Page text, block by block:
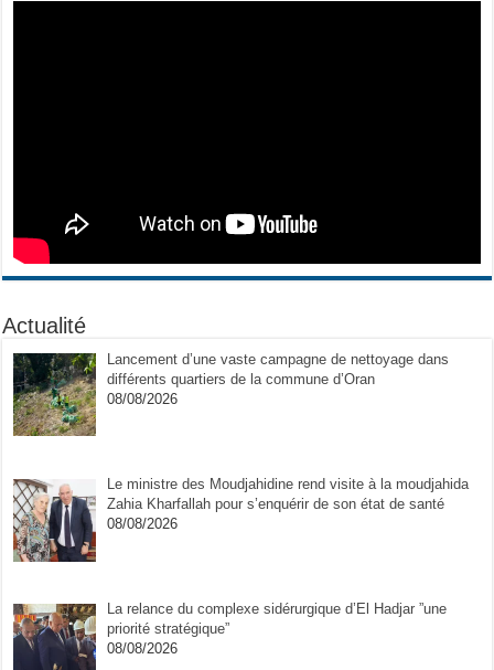
Actualité
Lancement d’une vaste campagne de nettoyage dans
différents quartiers de la commune d’Oran
08/08/2026
Le ministre des Moudjahidine rend visite à la moudjahida
Zahia Kharfallah pour s’enquérir de son état de santé
08/08/2026
La relance du complexe sidérurgique d’El Hadjar ”une
priorité stratégique”
08/08/2026